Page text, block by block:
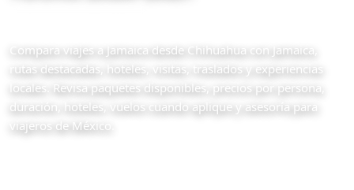
Compara viajes a Jamaica desde Chihuahua con Jamaica,
rutas destacadas, hoteles, visitas, traslados y experiencias
locales. Revisa paquetes disponibles, precios por persona,
duración, hoteles, vuelos cuando aplique y asesoría para
viajeros de México.